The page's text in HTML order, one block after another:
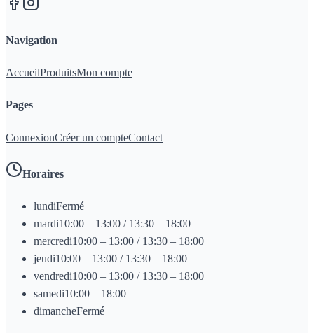
Navigation
AccueilProduitsMon compte
Pages
ConnexionCréer un compteContact
Horaires
lundiFermé
mardi10:00 – 13:00 / 13:30 – 18:00
mercredi10:00 – 13:00 / 13:30 – 18:00
jeudi10:00 – 13:00 / 13:30 – 18:00
vendredi10:00 – 13:00 / 13:30 – 18:00
samedi10:00 – 18:00
dimancheFermé